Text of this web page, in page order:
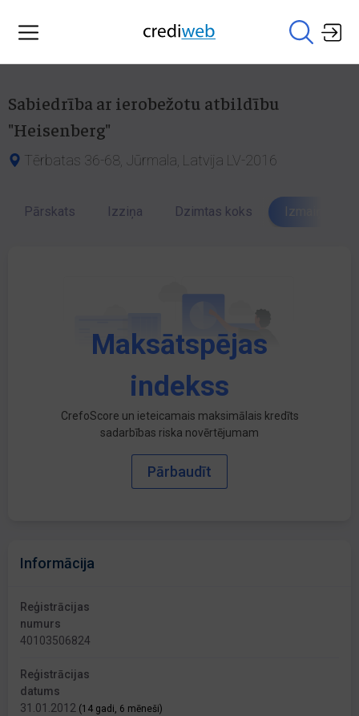
Sabiedrība ar ierobežotu atbildību
"Heisenberg"
Tērbatas 36-68, Jūrmala, Latvija LV-2016
Pārskats Izziņa Dzimtas koks Izmaiņu
Maksātspējas
indekss
CrefoScore un ieteicamais maksimālais kredīts
sadarbības riska novērtējumam
Pārbaudīt
Informācija
Reģistrācijas
numurs
40103506824
Reģistrācijas
datums
31.01.2012 (14 gadi, 6 mēneši)